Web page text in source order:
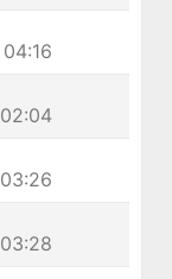
04:16
02:04
03:26
03:28